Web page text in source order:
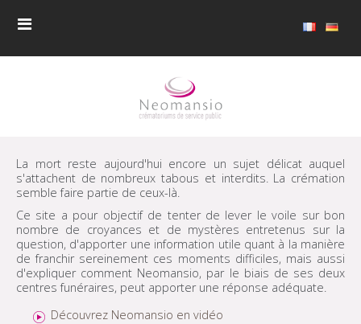
La mort reste aujourd'hui encore un sujet délicat auquel
s'attachent de nombreux tabous et interdits. La crémation
semble faire partie de ceux-là.
Ce site a pour objectif de tenter de lever le voile sur bon
nombre de croyances et de mystères entretenus sur la
question, d'apporter une information utile quant à la manière
de franchir sereinement ces moments difficiles, mais aussi
d'expliquer comment Neomansio, par le biais de ses deux
centres funéraires, peut apporter une réponse adéquate.
Découvrez Neomansio en vidéo